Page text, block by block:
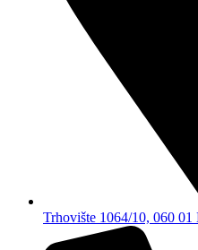
Trhovište 1064/10, 060 01